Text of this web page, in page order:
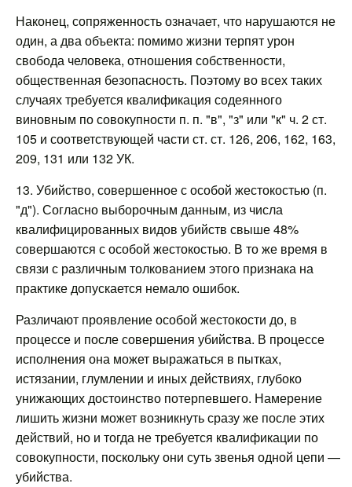
Наконец, сопряженность означает, что нарушаются не
один, а два объекта: помимо жизни терпят урон
свобода человека, отношения собственности,
общественная безопасность. Поэтому во всех таких
случаях требуется квалификация содеянного
виновным по совокупности п. п. "в", "з" или "к" ч. 2 ст.
105 и соответствующей части ст. ст. 126, 206, 162, 163,
209, 131 или 132 УК.
13. Убийство, совершенное с особой жестокостью (п.
"д"). Согласно выборочным данным, из числа
квалифицированных видов убийств свыше 48%
совершаются с особой жестокостью. В то же время в
связи с различным толкованием этого признака на
практике допускается немало ошибок.
Различают проявление особой жестокости до, в
процессе и после совершения убийства. В процессе
исполнения она может выражаться в пытках,
истязании, глумлении и иных действиях, глубоко
унижающих достоинство потерпевшего. Намерение
лишить жизни может возникнуть сразу же после этих
действий, но и тогда не требуется квалификации по
совокупности, поскольку они суть звенья одной цепи —
убийства.